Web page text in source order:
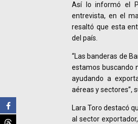
Así lo informó el
entrevista, en el
resaltó que esta
del país.
“Las banderas de
estamos buscando
ayudando a
aéreas y sectores”,
Lara Toro destacó
al sector